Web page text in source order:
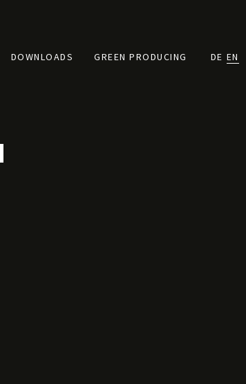
DOWNLOADS GREEN PRODUCING DE EN